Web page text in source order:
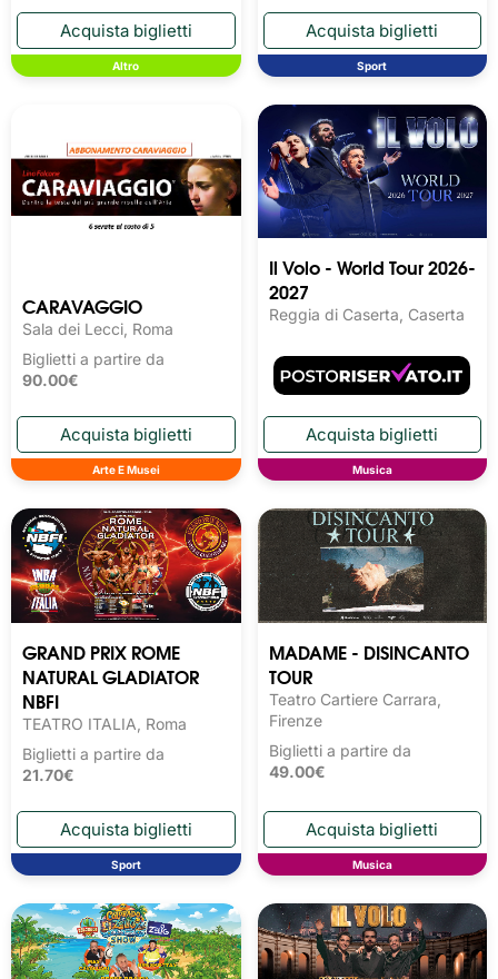
Altro Sport
CARAVAGGIO
Sala dei Lecci, Roma
Biglietti a partire da
90.00€
Arte E Musei
Il Volo - World Tour 2026-
2027
Reggia di Caserta, Caserta
Musica
GRAND PRIX ROME
NATURAL GLADIATOR
NBFI
TEATRO ITALIA, Roma
Biglietti a partire da
21.70€
Sport
MADAME - DISINCANTO
TOUR
Teatro Cartiere Carrara,
Firenze
Biglietti a partire da
49.00€
Musica